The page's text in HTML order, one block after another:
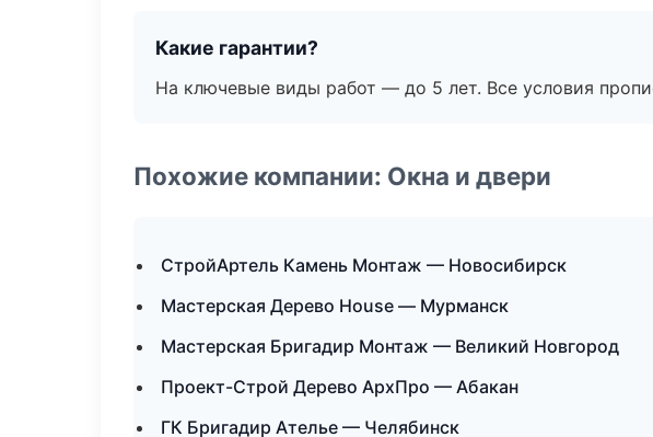
Какие гарантии?
На ключевые виды работ — до 5 лет. Все условия
Похожие компании: Окна и двери
СтройАртель Камень Монтаж — Новосибирск
Мастерская Дерево House — Мурманск
Мастерская Бригадир Монтаж — Великий Новгород
Проект-Строй Дерево АрхПро — Абакан
ГК Бригадир Ателье — Челябинск